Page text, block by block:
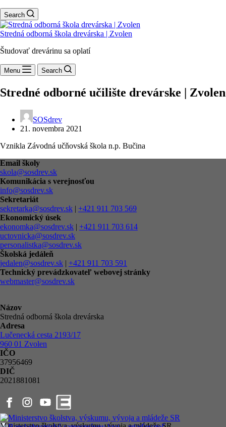
Search
Stredná odborná škola drevárska | Zvolen
Študovať drevárinu sa oplatí
Menu Search
Stredné odborné učilište drevárske | Zvolen
SOSdrev
21. novembra 2021
Vznikla Závodná učňovská škola n.p. Bučina
Email školy
skola@sosdrev.sk
Komunikácia s verejnosťou
info@sosdrev.sk
Sekretariát
sekretarka@sosdrev.sk | +421 911 703 569
Ekonomický úsek
ekonomka@sosdrev.sk | +421 911 703 614
uctovnicka@sosdrev.sk
personalistka@sosdrev.sk
Školská jedáleň
jedalen@sosdrev.sk | +421 911 703 591‬
Technický prevádzkovateľ webovej stránky
webmaster@sosdrev.sk
Názov
Stredná odborná škola drevárska
Adresa
Lučenecká cesta 2193/17
960 01 Zvolen
IČO
37956469
DIČ
2021881081